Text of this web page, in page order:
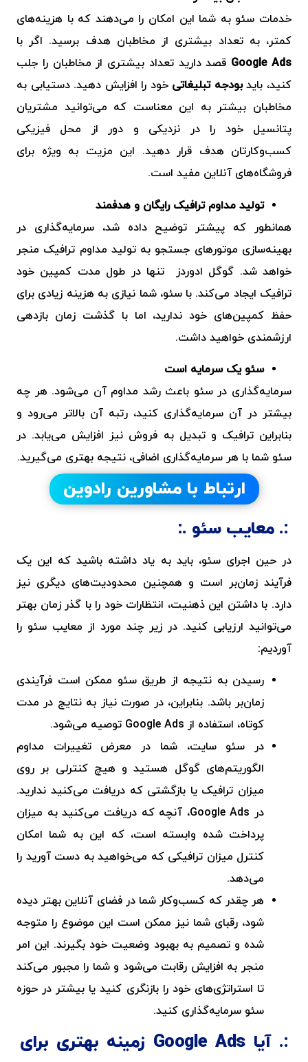
خدمات سئو به شما این امکان را می‌دهند که با هزینه‌های
کمتر، به تعداد بیشتری از مخاطبان هدف برسید. اگر با
Google Ads قصد دارید تعداد بیشتری از مخاطبان را جلب
کنید، بایدبودجه تبلیغاتی خود را افزایش دهید. دستیابی به
مخاطبان بیشتر به این معناست که می‌توانید مشتریان
پتانسیل خود را در نزدیکی و دور از محل فیزیکی
کسب‌وکارتان هدف قرار دهید. این مزیت به ویژه برای
فروشگاه‌های آنلاین مفید است.
تولید مداوم ترافیک رایگان و هدفمند
همانطور که پیشتر توضیح داده شد، سرمایه‌گذاری در
بهینه‌سازی موتورهای جستجو به تولید مداوم ترافیک منجر
خواهد شد. گوگل ادوردز تنها در طول مدت کمپین خود
ترافیک ایجاد می‌کند. با سئو، شما نیازی به هزینه زیادی برای
حفظ کمپین‌های خود ندارید، اما با گذشت زمان بازدهی
ارزشمندی خواهید داشت.
سئو یک سرمایه است
سرمایه‌گذاری در سئو باعث رشد مداوم آن می‌شود. هر چه
بیشتر در آن سرمایه‌گذاری کنید، رتبه آن بالاتر می‌رود و
بنابراین ترافیک و تبدیل به فروش نیز افزایش می‌یابد. در
سئو شما با هر سرمایه‌گذاری اضافی، نتیجه بهتری می‌گیرید.
ارتباط با مشاورین رادوین
معایب سئو
در حین اجرای سئو، باید به یاد داشته باشید که این یک
فرآیند زمان‌بر است و همچنین محدودیت‌های دیگری نیز
دارد. با داشتن این ذهنیت، انتظارات خود را با گذر زمان بهتر
می‌توانید ارزیابی کنید. در زیر چند مورد از معایب سئو را
آوردیم:
رسیدن به نتیجه از طریق سئو ممکن است فرآیندی
زمان‌بر باشد. بنابراین، در صورت نیاز به نتایج در مدت
کوتاه، استفاده از Google Ads توصیه می‌شود.
در سئو سایت، شما در معرض تغییرات مداوم
الگوریتم‌های گوگل هستید و هیچ کنترلی بر روی
میزان ترافیک یا بازگشتی که دریافت می‌کنید ندارید.
در Google Ads، آنچه که دریافت می‌کنید به میزان
پرداخت شده وابسته است، که این به شما امکان
کنترل میزان ترافیکی که می‌خواهید به دست آورید را
می‌دهد.
هر چقدر که کسب‌وکار شما در فضای آنلاین بهتر دیده
شود، رقبای شما نیز ممکن است این موضوع را متوجه
شده و تصمیم به بهبود وضعیت خود بگیرند. این امر
منجر به افزایش رقابت می‌شود و شما را مجبور می‌کند
تا استراتژی‌های خود را بازنگری کنید یا بیشتر در حوزه
سئو سرمایه‌گذاری کنید.
آیا Google Ads زمینه بهتری برای